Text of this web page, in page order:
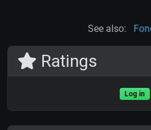
See also:
Ratings
Log in